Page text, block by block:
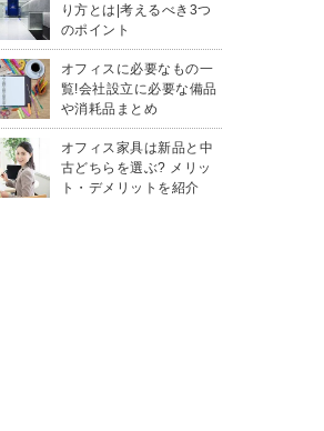
り方とは|考えるべき3つ
のポイント
オフィスに必要なもの一
覧!会社設立に必要な備品
や消耗品まとめ
オフィス家具は新品と中
古どちらを選ぶ? メリッ
ト・デメリットを紹介